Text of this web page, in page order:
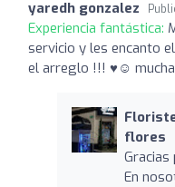
yaredh gonzalez
Experiencia fantástica:
servicio y les encanto
el arreglo !!! ♥️☺️
flores
En